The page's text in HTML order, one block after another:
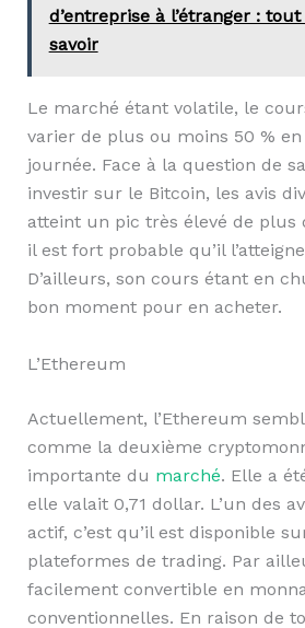
d’entreprise à l’étranger :
savoir
Le marché étant volatile, le
varier de plus ou moins 50 %
journée. Face à la question de
investir sur le Bitcoin, les avis
atteint un pic très élevé de plus
il est fort probable qu’il
D’ailleurs, son cours étant en
bon moment pour en acheter.
L’Ethereum
Actuellement, l’Ethereum
comme la deuxième
importante du marché. Elle a
elle valait 0,71 dollar. L’un des
actif, c’est qu’il est disponible
plateformes de trading. Par
facilement convertible en
conventionnelles. En raison de